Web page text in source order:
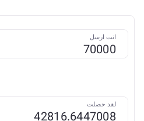
انت ارسل
لقد حصلت